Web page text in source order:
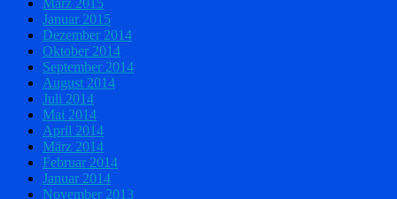
März 2015
Januar 2015
Dezember 2014
Oktober 2014
September 2014
August 2014
Juli 2014
Mai 2014
April 2014
März 2014
Februar 2014
Januar 2014
November 2013